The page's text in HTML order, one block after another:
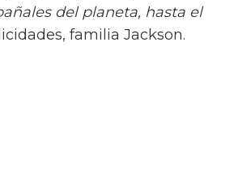
del planeta, hasta el
familia Jackson.